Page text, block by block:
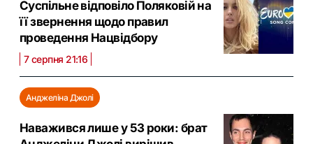
Суспільне відповіло Поляковій на
її звернення щодо правил
проведення Нацвідбору
7 серпня 21:16
Анджеліна Джолі
Наважився лише у 53 роки: брат